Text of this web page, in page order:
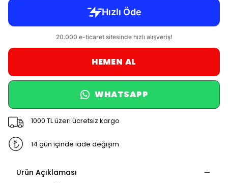
HEMEN AL
WHATSAPP
1000 TL üzeri ücretsiz kargo
14 gün içinde iade değişim
Ürün Açıklaması